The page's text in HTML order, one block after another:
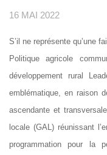
16 MAI 2022
S’il ne représente qu’une
Politique agricole
développement rural
emblématique, en raison
ascendante et
locale (GAL) réunissant
programmation pour la